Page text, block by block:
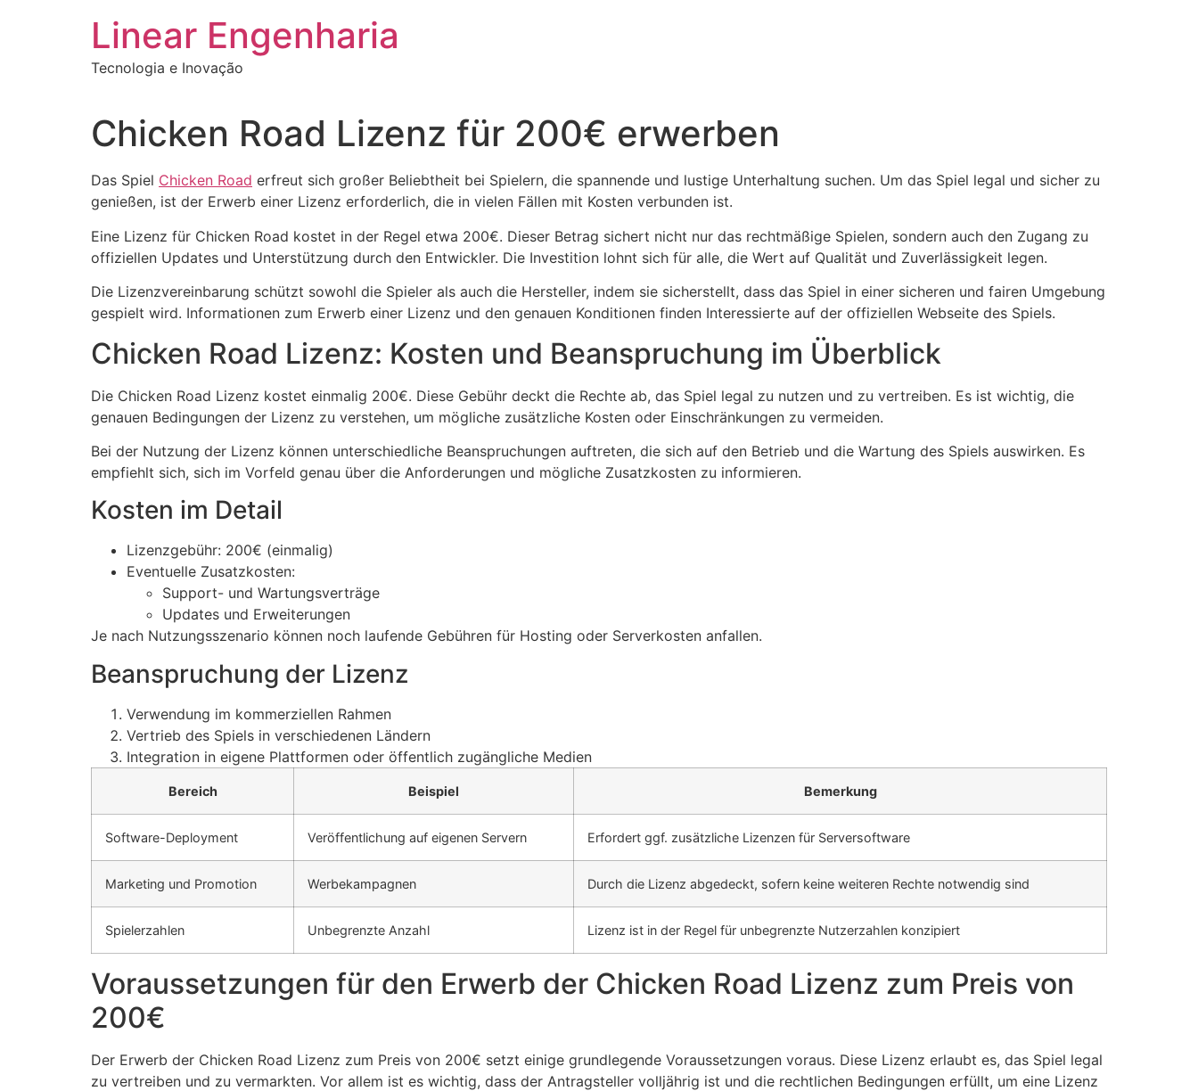
Linear Engenharia
Tecnologia e Inovação
Chicken Road Lizenz für 200€ erwerben
Das Spiel Chicken Road erfreut sich großer Beliebtheit bei Spielern, die spannende und lustige Unterhaltung suchen. Um das Spiel legal und sicher zu
genießen, ist der Erwerb einer Lizenz erforderlich, die in vielen Fällen mit Kosten verbunden ist.
Eine Lizenz für Chicken Road kostet in der Regel etwa 200€. Dieser Betrag sichert nicht nur das rechtmäßige Spielen, sondern auch den Zugang zu
offiziellen Updates und Unterstützung durch den Entwickler. Die Investition lohnt sich für alle, die Wert auf Qualität und Zuverlässigkeit legen.
Die Lizenzvereinbarung schützt sowohl die Spieler als auch die Hersteller, indem sie sicherstellt, dass das Spiel in einer sicheren und fairen Umgebung
gespielt wird. Informationen zum Erwerb einer Lizenz und den genauen Konditionen finden Interessierte auf der offiziellen Webseite des Spiels.
Chicken Road Lizenz: Kosten und Beanspruchung im Überblick
Die Chicken Road Lizenz kostet einmalig 200€. Diese Gebühr deckt die Rechte ab, das Spiel legal zu nutzen und zu vertreiben. Es ist wichtig, die
genauen Bedingungen der Lizenz zu verstehen, um mögliche zusätzliche Kosten oder Einschränkungen zu vermeiden.
Bei der Nutzung der Lizenz können unterschiedliche Beanspruchungen auftreten, die sich auf den Betrieb und die Wartung des Spiels auswirken. Es
empfiehlt sich, sich im Vorfeld genau über die Anforderungen und mögliche Zusatzkosten zu informieren.
Kosten im Detail
Lizenzgebühr: 200€ (einmalig)
Eventuelle Zusatzkosten:
Support- und Wartungsverträge
Updates und Erweiterungen
Je nach Nutzungsszenario können noch laufende Gebühren für Hosting oder Serverkosten anfallen.
Beanspruchung der Lizenz
Verwendung im kommerziellen Rahmen
Vertrieb des Spiels in verschiedenen Ländern
Integration in eigene Plattformen oder öffentlich zugängliche Medien
Bereich Beispiel Bemerkung
Software-Deployment Veröffentlichung auf eigenen Servern Erfordert ggf. zusätzliche Lizenzen für Serversoftware
Marketing und Promotion Werbekampagnen Durch die Lizenz abgedeckt, sofern keine weiteren Rechte notwendig sind
Spielerzahlen Unbegrenzte Anzahl Lizenz ist in der Regel für unbegrenzte Nutzerzahlen konzipiert
Voraussetzungen für den Erwerb der Chicken Road Lizenz zum Preis von
200€
Der Erwerb der Chicken Road Lizenz zum Preis von 200€ setzt einige grundlegende Voraussetzungen voraus. Diese Lizenz erlaubt es, das Spiel legal
zu vertreiben und zu vermarkten. Vor allem ist es wichtig, dass der Antragsteller volljährig ist und die rechtlichen Bedingungen erfüllt, um eine Lizenz